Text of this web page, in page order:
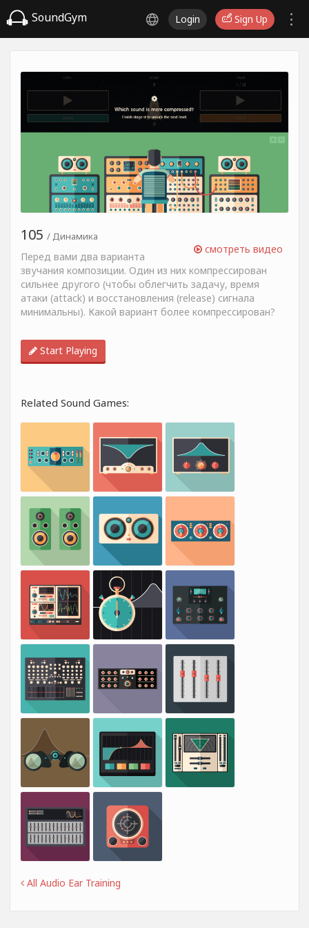
SoundGym Login Sign Up
смотреть видео
105 / Динамика
Перед вами два варианта
звучания композиции. Один из них компрессирован
сильнее другого (чтобы облегчить задачу, время
атаки (attack) и восстановления (release) сигнала
минимальны). Какой вариант более компрессирован?
Start Playing
Related Sound Games:
All Audio Ear Training